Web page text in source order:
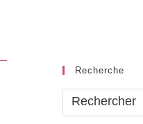
Recherche